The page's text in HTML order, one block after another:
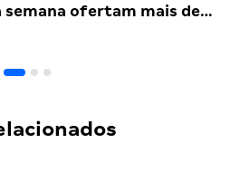
semana ofertam mais de…